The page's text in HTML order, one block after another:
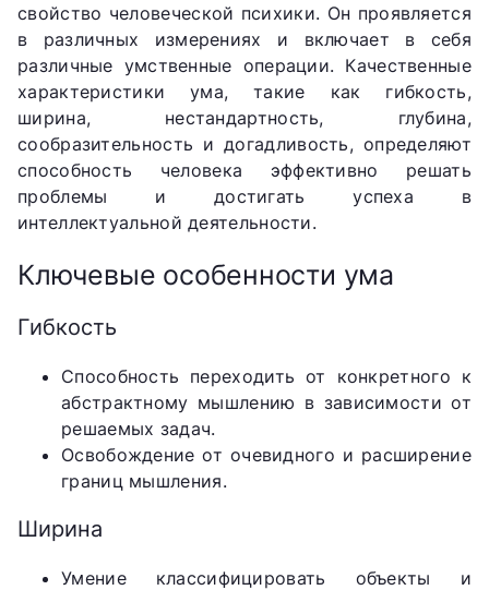
свойство человеческой психики. Он проявляется
в различных измерениях и включает в себя
различные умственные операции. Качественные
характеристики ума, такие как гибкость,
ширина, нестандартность, глубина,
сообразительность и догадливость, определяют
способность человека эффективно решать
проблемы и достигать успеха в
интеллектуальной деятельности.
Ключевые особенности ума
Гибкость
Способность переходить от конкретного к
абстрактному мышлению в зависимости от
решаемых задач.
Освобождение от очевидного и расширение
границ мышления.
Ширина
Умение классифицировать объекты и